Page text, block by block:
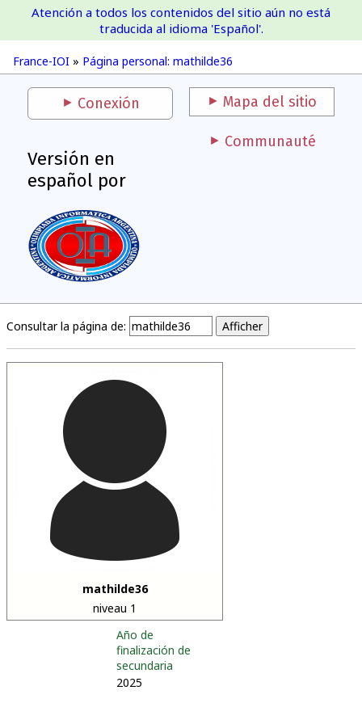
France-IOI
France-IOI » Página personal: mathilde36
Atención a todos los contenidos del sitio aún no está
traducida al idioma 'Español'.
Conexión Mapa del sitio
Versión en
español por
Communauté
Consultar la página de:
mathilde36
niveau 1
Año de
finalización de
secundaria
2025